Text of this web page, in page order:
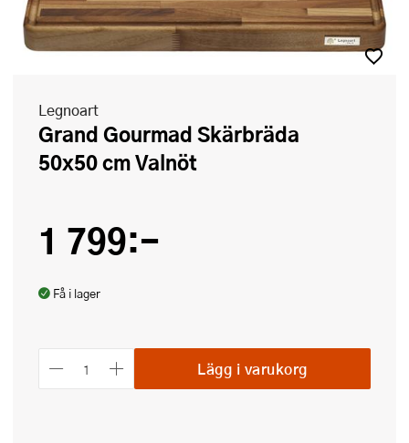
Legnoart
Grand Gourmad Skärbräda
50x50 cm Valnöt
1 799:-
Få i lager
Lägg i varukorg